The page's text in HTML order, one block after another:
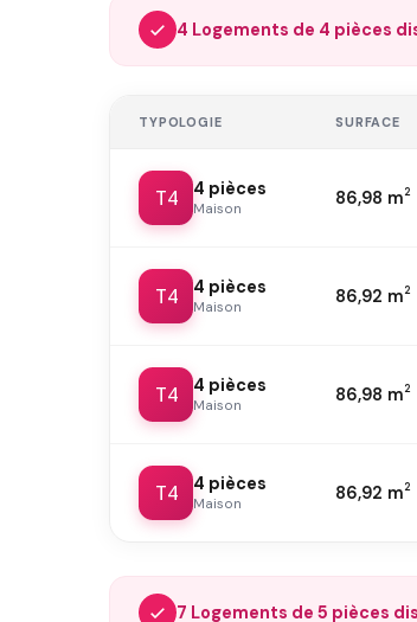
4 Logements de 4 pièces
TYPOLOGIE SURFACE
T4 4 pièces
Maison
86,98 m2
T4 4 pièces
Maison
86,92 m2
T4 4 pièces
Maison
86,98 m2
T4 4 pièces
Maison
86,92 m2
7 Logements de 5 pièces